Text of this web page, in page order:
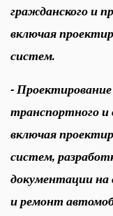
гражданского и
включая
систем.
- Проектирование
транспортного
включая
систем,
документации на
и ремонт